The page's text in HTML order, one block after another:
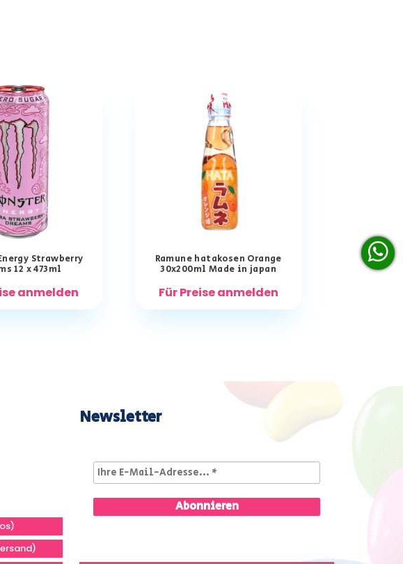
Strawberry
12 x 473ml
anmelden
Ramune hatakosen Orange
30x200ml Made in japan
Für Preise anmelden
Newsletter